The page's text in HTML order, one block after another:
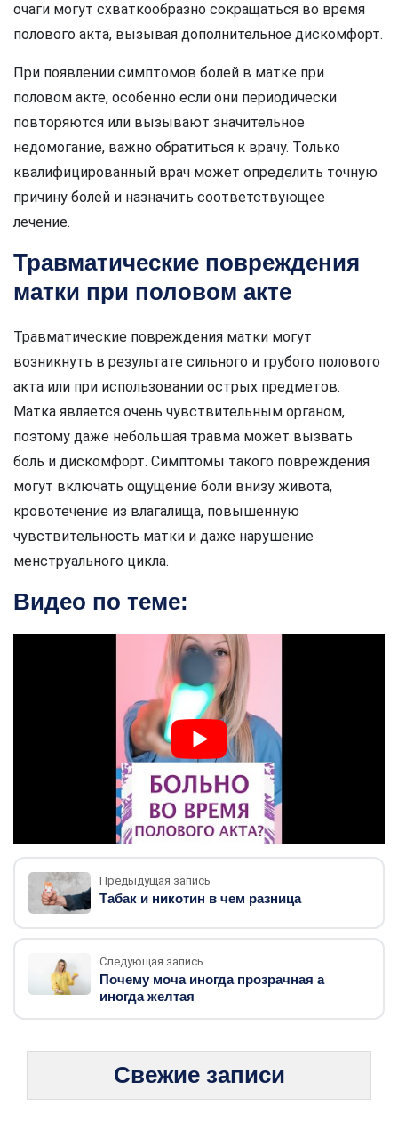
очаги могут схваткообразно сокращаться во время
полового акта, вызывая дополнительное дискомфорт.
При появлении симптомов болей в матке при
половом акте, особенно если они периодически
повторяются или вызывают значительное
недомогание, важно обратиться к врачу. Только
квалифицированный врач может определить точную
причину болей и назначить соответствующее
лечение.
Травматические повреждения
матки при половом акте
Травматические повреждения матки могут
возникнуть в результате сильного и грубого полового
акта или при использовании острых предметов.
Матка является очень чувствительным органом,
поэтому даже небольшая травма может вызвать
боль и дискомфорт. Симптомы такого повреждения
могут включать ощущение боли внизу живота,
кровотечение из влагалища, повышенную
чувствительность матки и даже нарушение
менструального цикла.
Видео по теме:
Предыдущая запись
Табак и никотин в чем разница
Следующая запись
Почему моча иногда прозрачная а
иногда желтая
Свежие записи